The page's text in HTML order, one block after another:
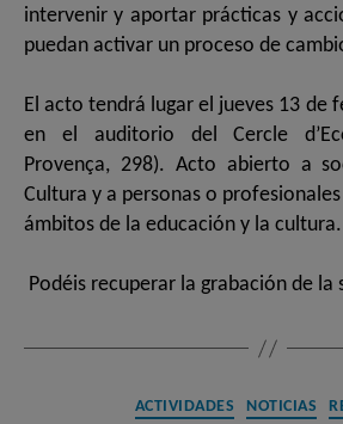
intervenir y aportar prácticas y
puedan activar un proceso de
El acto tendrá lugar el jueves 13 de
en el auditorio del Cercle
Provença, 298). Acto abierto a
Cultura y a personas o
ámbitos de la educación y la cultura.
Podéis recuperar la grabación de la
ACTIVIDADES NOTICIAS